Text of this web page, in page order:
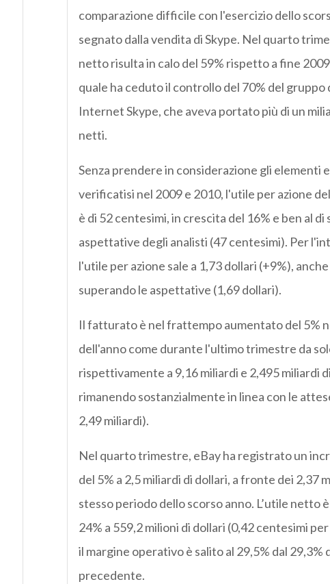
comparazione difficile con l'esercizio dello
segnato dalla vendita di Skype. Nel quarto
netto risulta in calo del 59% rispetto a fine
quale ha ceduto il controllo del 70% del gruppo
Internet Skype, che aveva portato più di un
netti.
Senza prendere in considerazione gli elementi
verificatisi nel 2009 e 2010, l'utile per azione
è di 52 centesimi, in crescita del 16% e ben al di
aspettative degli analisti (47 centesimi). Per
l'utile per azione sale a 1,73 dollari (+9%),
superando le aspettative (1,69 dollari).
Il fatturato è nel frattempo aumentato del 5%
dell'anno come durante l'ultimo trimestre da
rispettivamente a 9,16 miliardi e 2,495 miliardi
rimanendo sostanzialmente in linea con le
2,49 miliardi).
Nel quarto trimestre, eBay ha registrato un
del 5% a 2,5 miliardi di dollari, a fronte dei 2,37
stesso periodo dello scorso anno. L’utile netto
24% a 559,2 milioni di dollari (0,42 centesimi
il margine operativo è salito al 29,5% dal 29,3%
precedente.